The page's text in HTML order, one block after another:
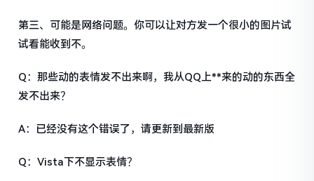
第三、可能是网络问题。你可以让对方发一个很小的图片试
试看能收到不。
Q：那些动的表情发不出来啊，我从QQ上**来的动的东西全
发不出来？
A：已经没有这个错误了，请更新到最新版
Q：Vista下不显示表情？